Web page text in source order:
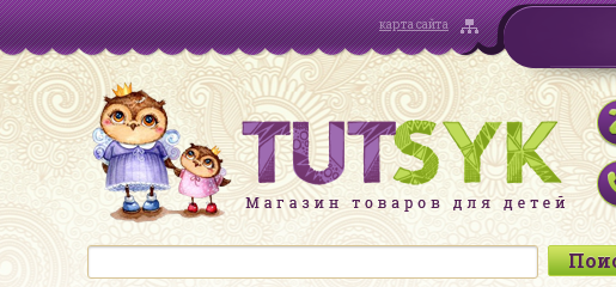
карта сайта